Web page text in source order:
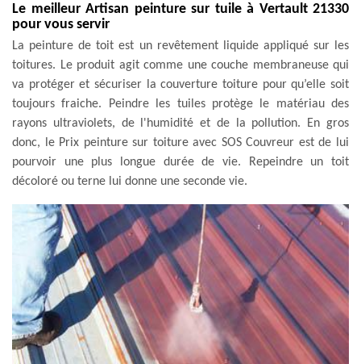
Le meilleur Artisan peinture sur tuile à Vertault 21330
pour vous servir
La peinture de toit est un revêtement liquide appliqué sur les
toitures. Le produit agit comme une couche membraneuse qui
va protéger et sécuriser la couverture toiture pour qu’elle soit
toujours fraiche. Peindre les tuiles protège le matériau des
rayons ultraviolets, de l'humidité et de la pollution. En gros
donc, le Prix peinture sur toiture avec SOS Couvreur est de lui
pourvoir une plus longue durée de vie. Repeindre un toit
décoloré ou terne lui donne une seconde vie.